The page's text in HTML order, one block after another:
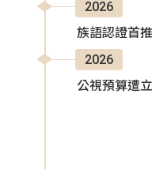
2026
族語認證首
2026
公視預算遭